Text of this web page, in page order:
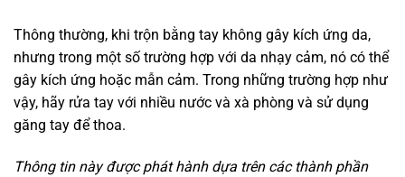
Thông thường, khi trộn bằng tay không gây kích ứng da,
nhưng trong một số trường hợp với da nhạy cảm, nó có thể
gây kích ứng hoặc mẫn cảm. Trong những trường hợp như
vậy, hãy rửa tay với nhiều nước và xà phòng và sử dụng
găng tay để thoa.
Thông tin này được phát hành dựa trên các thành phần